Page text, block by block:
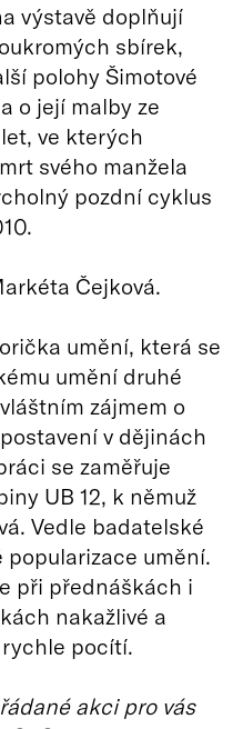
výstavě doplňují
sbírek,
polohy Šimotové
o její malby ze
ve kterých
svého manžela
pozdní cyklus
Čejková.
umění, která se
umění druhé
zájmem o
v dějinách
se zaměřuje
UB 12, k němuž
Vedle badatelské
umění.
při přednáškách i
nakažlivé a
pocítí.
akci pro vás